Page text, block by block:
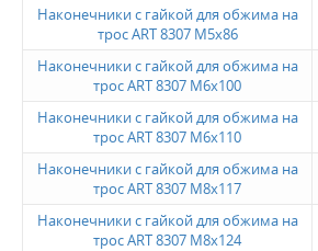
Наконечники с гайкой для обжима на
трос ART 8307 M5x86
Наконечники с гайкой для обжима на
трос ART 8307 M6x100
Наконечники с гайкой для обжима на
трос ART 8307 M6x110
Наконечники с гайкой для обжима на
трос ART 8307 M8x117
Наконечники с гайкой для обжима на
трос ART 8307 M8x124